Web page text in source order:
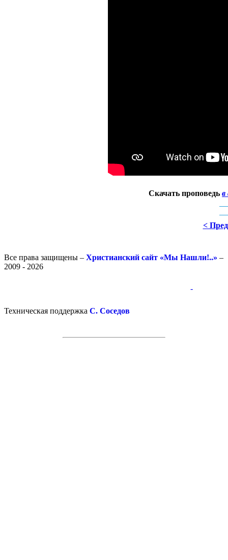
Скачать проповедь в
<
Все права защищены – Христианский сайт «Мы Нашли!..» –
2009 - 2026
-
Техническая поддержка С. Соседов